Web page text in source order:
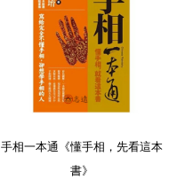
手相一本通《懂手相，先看這本
書》